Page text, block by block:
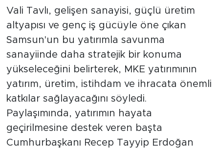
Vali Tavlı, gelişen sanayisi, güçlü üretim
altyapısı ve genç iş gücüyle öne çıkan
Samsun'un bu yatırımla savunma
sanayiinde daha stratejik bir konuma
yükseleceğini belirterek, MKE yatırımının
yatırım, üretim, istihdam ve ihracata önemli
katkılar sağlayacağını söyledi.
Paylaşımında, yatırımın hayata
geçirilmesine destek veren başta
Cumhurbaşkanı Recep Tayyip Erdoğan